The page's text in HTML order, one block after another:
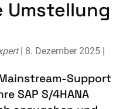
| 8. Dezember 2025 |
Support
SAP S/4HANA